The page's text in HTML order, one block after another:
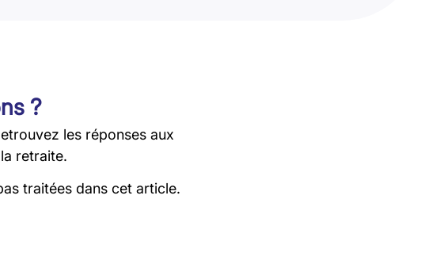
?
les réponses aux
retraite.
traitées dans cet article.